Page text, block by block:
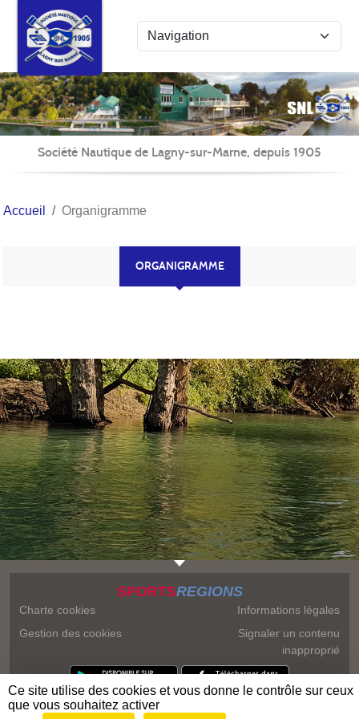
Société Nautique de Lagny-sur-Marne, depuis 1905
Accueil Organigramme
ORGANIGRAMME
SPORTSREGIONS
Charte cookies
Gestion des cookies
Informations légales
Signaler un contenu
inapproprié
Panneau de gestion des cookies
Ce site utilise des cookies et vous donne le contrôle sur ceux
que vous souhaitez activer